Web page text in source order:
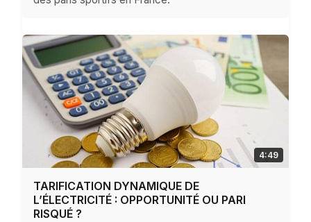
4:49
TARIFICATION DYNAMIQUE DE
L’ÉLECTRICITÉ : OPPORTUNITÉ OU PARI
RISQUÉ ?